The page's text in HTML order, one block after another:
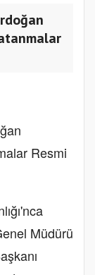
Resmi
Müdürü